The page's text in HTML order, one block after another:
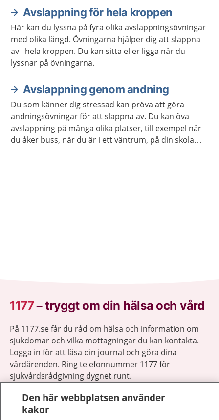
Avslappning för hela kroppen
Här kan du lyssna på fyra olika avslappningsövningar
med olika längd. Övningarna hjälper dig att slappna
av i hela kroppen. Du kan sitta eller ligga när du
lyssnar på övningarna.
Avslappning genom andning
Du som känner dig stressad kan pröva att göra
andningsövningar för att slappna av. Du kan öva
avslappning på många olika platser, till exempel när
du åker buss, när du är i ett väntrum, på din skola
1177–tryggt om din hälsa och vård
På 1177.se får du råd om hälsa och information om
sjukdomar och vilka mottagningar du kan kontakta.
Logga in för att läsa din journal och göra dina
vårdärenden. Ring telefonnummer 1177 för
sjukvårdsrådgivning dygnet runt.
Den här webbplatsen använder
kakor